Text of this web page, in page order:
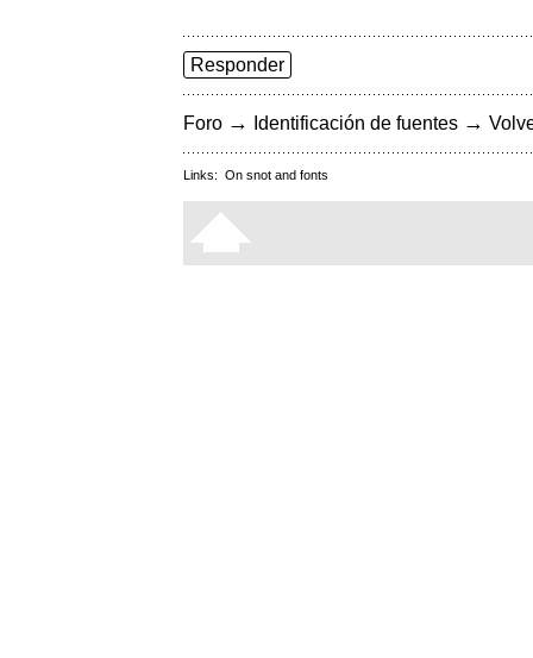
Responder
Foro → Identificación de fuentes →
Links: On snot and fonts